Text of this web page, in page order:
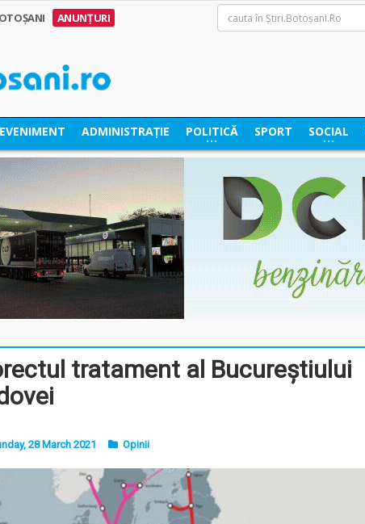
ANUNȚURI
EVENIMENT ADMINISTRAȚIE POLITICĂ SPORT SOCIAL
tratament al Bucureştiului
28 March 2021 Opinii